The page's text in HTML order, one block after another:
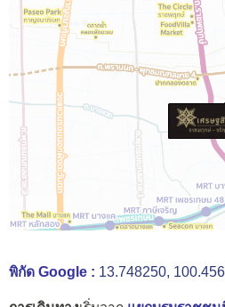
พิกัด Google : 13.748250,